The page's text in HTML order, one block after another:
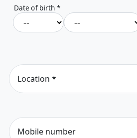
Date of birth*
Location *
Mobile number